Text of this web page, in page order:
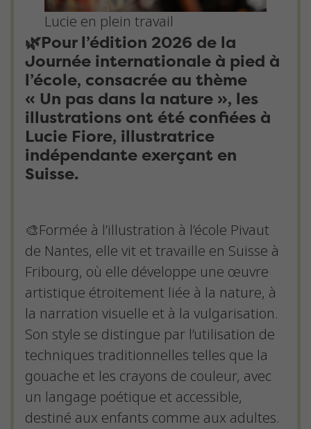
Lucie en plein travail
🌿Pour l’édition 2026 de la
Journée internationale à pied à
l’école, consacrée au thème
« Un pas dans la nature », les
illustrations ont été confiées à
Lucie Fiore, illustratrice
indépendante exerçant en
Suisse.
🎨Formée à l’illustration à l’école Pivaut
de Nantes, elle vit et travaille en Suisse à
Fribourg, où elle développe une œuvre
artistique étroitement liée à la nature, à
la narration visuelle et à la vulgarisation.
Son style se distingue par l’utilisation de
techniques traditionnelles telles que la
gouache et les crayons de couleur, avec
un langage poétique et accessible,
destiné aux enfants comme aux adultes.